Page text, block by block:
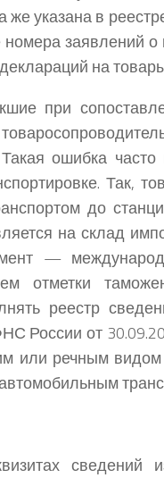
указана в
заявлений о
на
при
ошибка часто
Так,
до
на склад
—
отметки
реестр
России от
или речным видом
сведений